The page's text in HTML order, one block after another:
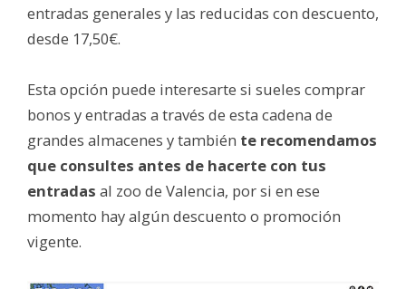
entradas generales y las reducidas con descuento,
desde 17,50€.
Esta opción puede interesarte si sueles comprar
bonos y entradas a través de esta cadena de
grandes almacenes y también te recomendamos
que consultes antes de hacerte con tus
entradas al zoo de Valencia, por si en ese
momento hay algún descuento o promoción
vigente.